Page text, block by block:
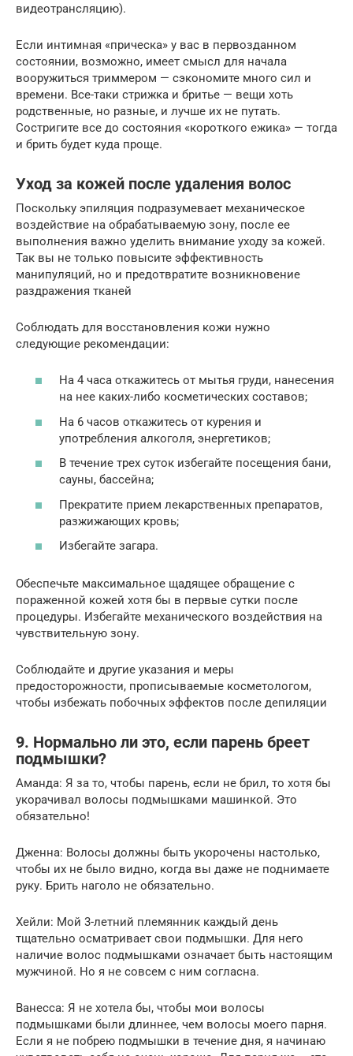
видеотрансляцию).
Если интимная «прическа» у вас в первозданном
состоянии, возможно, имеет смысл для начала
вооружиться триммером — сэкономите много сил и
времени. Все-таки стрижка и бритье — вещи хоть
родственные, но разные, и лучше их не путать.
Состригите все до состояния «короткого ежика» — тогда
и брить будет куда проще.
Уход за кожей после удаления волос
Поскольку эпиляция подразумевает механическое
воздействие на обрабатываемую зону, после ее
выполнения важно уделить внимание уходу за кожей.
Так вы не только повысите эффективность
манипуляций, но и предотвратите возникновение
раздражения тканей
Соблюдать для восстановления кожи нужно
следующие рекомендации:
На 4 часа откажитесь от мытья груди, нанесения
на нее каких-либо косметических составов;
На 6 часов откажитесь от курения и
употребления алкоголя, энергетиков;
В течение трех суток избегайте посещения бани,
сауны, бассейна;
Прекратите прием лекарственных препаратов,
разжижающих кровь;
Избегайте загара.
Обеспечьте максимальное щадящее обращение с
пораженной кожей хотя бы в первые сутки после
процедуры. Избегайте механического воздействия на
чувствительную зону.
Соблюдайте и другие указания и меры
предосторожности, прописываемые косметологом,
чтобы избежать побочных эффектов после депиляции
9. Нормально ли это, если парень бреет
подмышки?
Аманда: Я за то, чтобы парень, если не брил, то хотя бы
укорачивал волосы подмышками машинкой. Это
обязательно!
Дженна: Волосы должны быть укорочены настолько,
чтобы их не было видно, когда вы даже не поднимаете
руку. Брить наголо не обязательно.
Хейли: Мой 3-летний племянник каждый день
тщательно осматривает свои подмышки. Для него
наличие волос подмышками означает быть настоящим
мужчиной. Но я не совсем с ним согласна.
Ванесса: Я не хотела бы, чтобы мои волосы
подмышками были длиннее, чем волосы моего парня.
Если я не побрею подмышки в течение дня, я начинаю